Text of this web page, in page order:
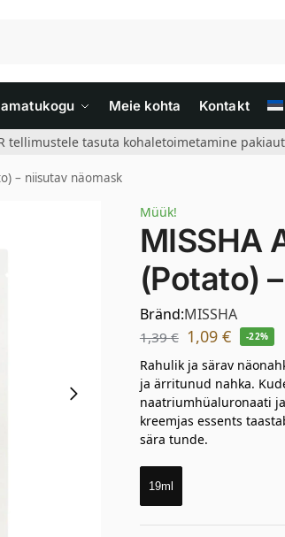
Meie kohta Kontakt
tellimustele tasuta kohaletoimetamine
– niisutav näomask
Müük!
MISSHA
(Potato)
Bränd:MISSHA
1,39€ 1,09 € -22%
Rahulik ja särav
ja ärritunud nahka.
naatriumhüaluronaati
kreemjas essents
sära tunde.
19ml